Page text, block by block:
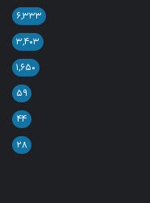
۶,۳۳۳
۳,۴۰۳
۱,۶۵۰
۵۹
۴۴
۲۸